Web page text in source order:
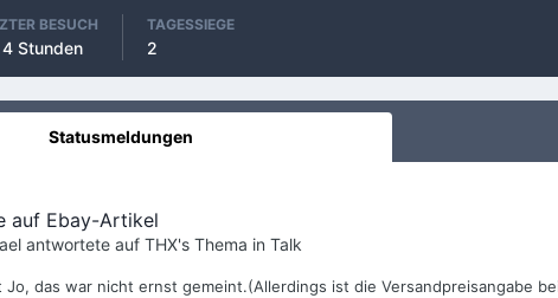
BESUCH
Stunden
TAGESSIEGE
2
Statusmeldungen
auf Ebay-Artikel
antwortete auf THX's Thema in Talk
Jo, das war nicht ernst gemeint.(Allerdings ist die Versandpreisangabe